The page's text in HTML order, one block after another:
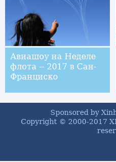
Авиашоу на Неделе
флота -- 2017 в Сан-
Франциско
Sponsored by
Copyright © 2000-2017